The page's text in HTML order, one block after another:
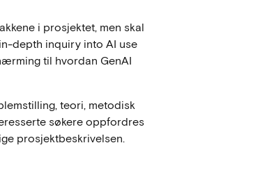
i prosjektet, men skal
depth inquiry into AI use
til hvordan GenAI
teori, metodisk
søkere oppfordres
prosjektbeskrivelsen.